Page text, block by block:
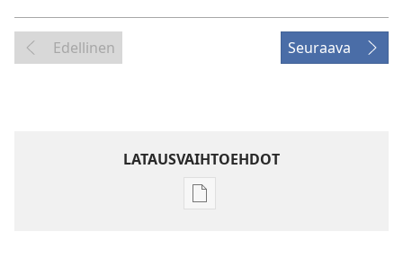
Edellinen Seuraava
LATAUSVAIHTOEHDOT
Julkaisujen